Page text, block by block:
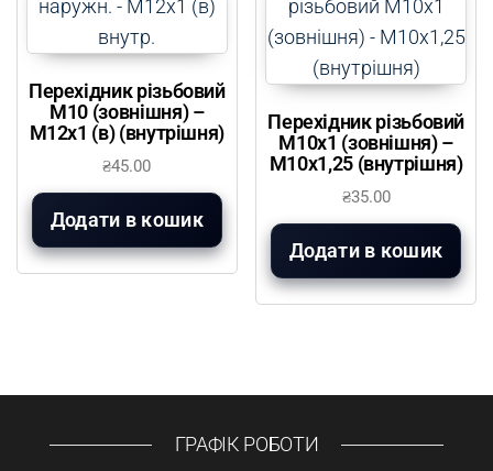
Перехідник різьбовий
М10 (зовнішня) –
М12х1 (в) (внутрішня)
₴45.00
Додати в кошик
Перехідник різьбовий
М10х1 (зовнішня) –
М10х1,25 (внутрішня)
₴35.00
Додати в кошик
ГРАФІК РОБОТИ